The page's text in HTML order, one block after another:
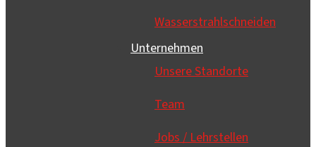
Wasser­strahl­schneiden
Unternehmen
Unsere Standorte
Team
Jobs / Lehrstellen